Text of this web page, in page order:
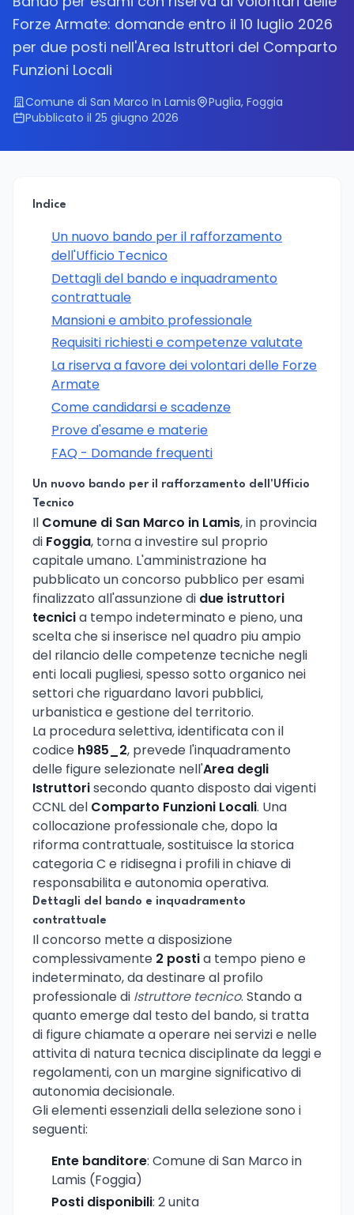
Forze Armate: domande entro il 10 luglio 2026
per due posti nell'Area Istruttori del Comparto
Funzioni Locali
Comune di San Marco In Lamis
Puglia, Foggia
Pubblicato il 25 giugno 2026
Indice
Un nuovo bando per il rafforzamento
dell'Ufficio Tecnico
Dettagli del bando e inquadramento
contrattuale
Mansioni e ambito professionale
Requisiti richiesti e competenze valutate
La riserva a favore dei volontari delle Forze
Armate
Come candidarsi e scadenze
Prove d'esame e materie
FAQ - Domande frequenti
Un nuovo bando per il rafforzamento dell'Ufficio
Tecnico
Il Comune di San Marco in Lamis, in provincia
di Foggia, torna a investire sul proprio
capitale umano. L'amministrazione ha
pubblicato un concorso pubblico per esami
finalizzato all'assunzione di due istruttori
tecnicia tempo indeterminato e pieno, una
scelta che si inserisce nel quadro piu ampio
del rilancio delle competenze tecniche negli
enti locali pugliesi, spesso sotto organico nei
settori che riguardano lavori pubblici,
urbanistica e gestione del territorio.
La procedura selettiva, identificata con il
codice h985_2, prevede l'inquadramento
delle figure selezionate nell'Area degli
Istruttorisecondo quanto disposto dai vigenti
CCNL del Comparto Funzioni Locali. Una
collocazione professionale che, dopo la
riforma contrattuale, sostituisce la storica
categoria C e ridisegna i profili in chiave di
responsabilita e autonomia operativa.
Dettagli del bando e inquadramento
contrattuale
Il concorso mette a disposizione
complessivamente 2 postia tempo pieno e
indeterminato, da destinare al profilo
professionale di Istruttore tecnico. Stando a
quanto emerge dal testo del bando, si tratta
di figure chiamate a operare nei servizi e nelle
attivita di natura tecnica disciplinate da leggi e
regolamenti, con un margine significativo di
autonomia decisionale.
Gli elementi essenziali della selezione sono i
seguenti:
Ente banditore: Comune di San Marco in
Lamis (Foggia)
Posti disponibili: 2 unita